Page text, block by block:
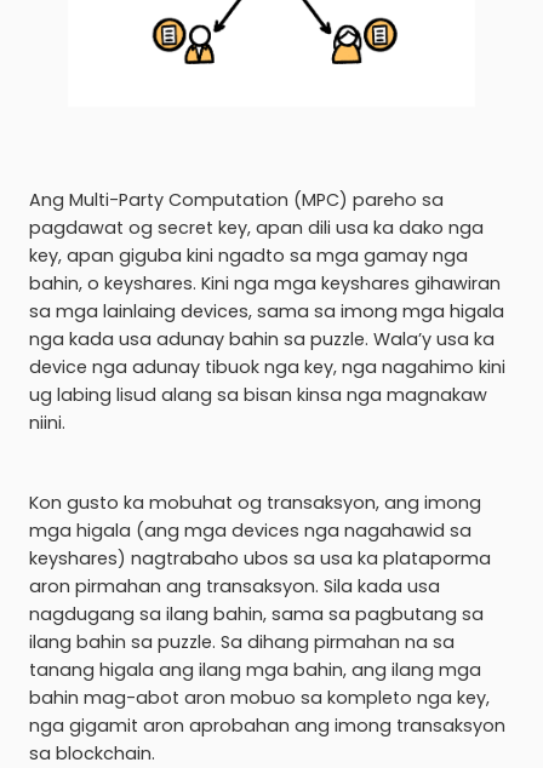
Ang Multi-Party Computation (MPC) pareho sa
pagdawat og secret key, apan dili usa ka dako nga
key, apan giguba kini ngadto sa mga gamay nga
bahin, o keyshares. Kini nga mga keyshares gihawiran
sa mga lainlaing devices, sama sa imong mga higala
nga kada usa adunay bahin sa puzzle. Wala’y usa ka
device nga adunay tibuok nga key, nga nagahimo kini
ug labing lisud alang sa bisan kinsa nga magnakaw
niini.
Kon gusto ka mobuhat og transaksyon, ang imong
mga higala (ang mga devices nga nagahawid sa
keyshares) nagtrabaho ubos sa usa ka plataporma
aron pirmahan ang transaksyon. Sila kada usa
nagdugang sa ilang bahin, sama sa pagbutang sa
ilang bahin sa puzzle. Sa dihang pirmahan na sa
tanang higala ang ilang mga bahin, ang ilang mga
bahin mag-abot aron mobuo sa kompleto nga key,
nga gigamit aron aprobahan ang imong transaksyon
sa blockchain.